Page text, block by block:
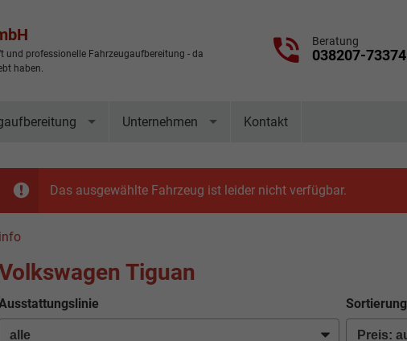
und professionelle Fahrzeugaufbereitung - da
haben.
Beratung
038207-73374
Unternehmen Kontakt
Das ausgewählte Fahrzeug ist leider nicht verfügbar.
info
Tiguan
Sortierung